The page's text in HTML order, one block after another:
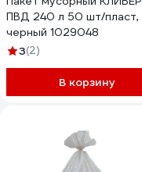
ПВД 240 л 50 шт/пласт,
черный 1029048
3(2)
В корзину